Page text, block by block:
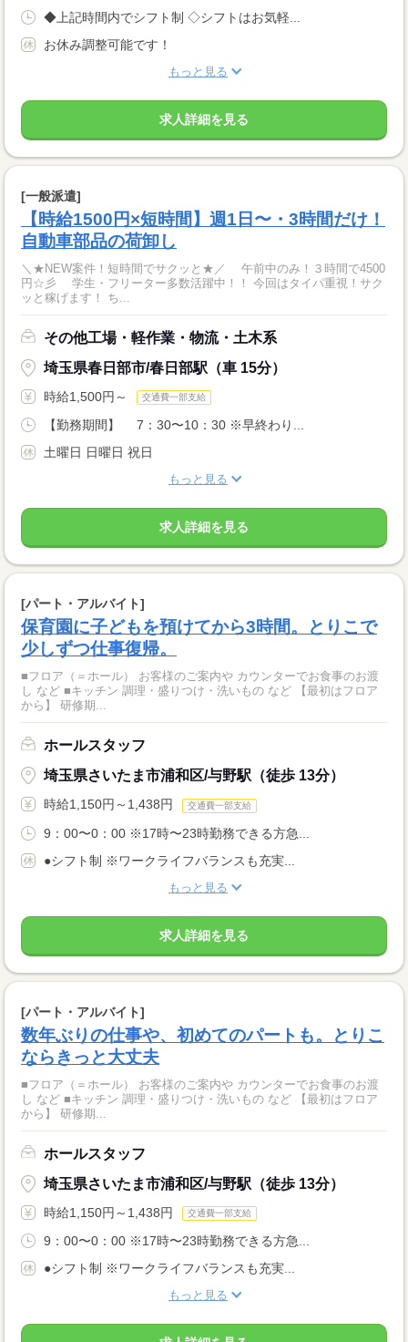
◆上記時間内でシフト制 ◇シフトはお気軽...
お休み調整可能です！
もっと見る
求人詳細を見る
[一般派遣]
【時給1500円×短時間】週1日〜・3時間だけ！
自動車部品の荷卸し
＼★NEW案件！短時間でサクッと★／ 午前中のみ！３時間で4500
円☆彡 学生・フリーター多数活躍中！！ 今回はタイパ重視！サク
ッと稼げます！ ち...
その他工場・軽作業・物流・土木系
埼玉県春日部市/春日部駅（車 15分）
時給1,500円～ 交通費一部支給
【勤務期間】 7：30〜10：30 ※早終わり...
土曜日 日曜日 祝日
もっと見る
求人詳細を見る
[パート・アルバイト]
保育園に子どもを預けてから3時間。とりこで
少しずつ仕事復帰。
■フロア（＝ホール） お客様のご案内や カウンターでお食事のお渡
し など ■キッチン 調理・盛りつけ・洗いもの など 【最初はフロア
から】 研修期...
ホールスタッフ
埼玉県さいたま市浦和区/与野駅（徒歩 13分）
時給1,150円～1,438円 交通費一部支給
9：00〜0：00 ※17時〜23時勤務できる方急...
●シフト制 ※ワークライフバランスも充実...
もっと見る
求人詳細を見る
[パート・アルバイト]
数年ぶりの仕事や、初めてのパートも。とりこ
ならきっと大丈夫
■フロア（＝ホール） お客様のご案内や カウンターでお食事のお渡
し など ■キッチン 調理・盛りつけ・洗いもの など 【最初はフロア
から】 研修期...
ホールスタッフ
埼玉県さいたま市浦和区/与野駅（徒歩 13分）
時給1,150円～1,438円 交通費一部支給
9：00〜0：00 ※17時〜23時勤務できる方急...
●シフト制 ※ワークライフバランスも充実...
もっと見る